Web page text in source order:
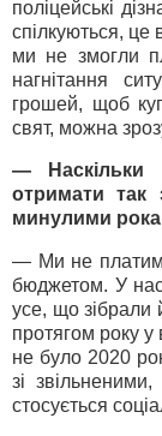
поліцейські
спілкуються, це
ми не змогли
нагнітання
грошей, щоб
свят, можна
— Наскільки
отримати так
минулими
— Ми не
бюджетом. У
усе, що зібрали
протягом року
не було 2020
зі
стосується